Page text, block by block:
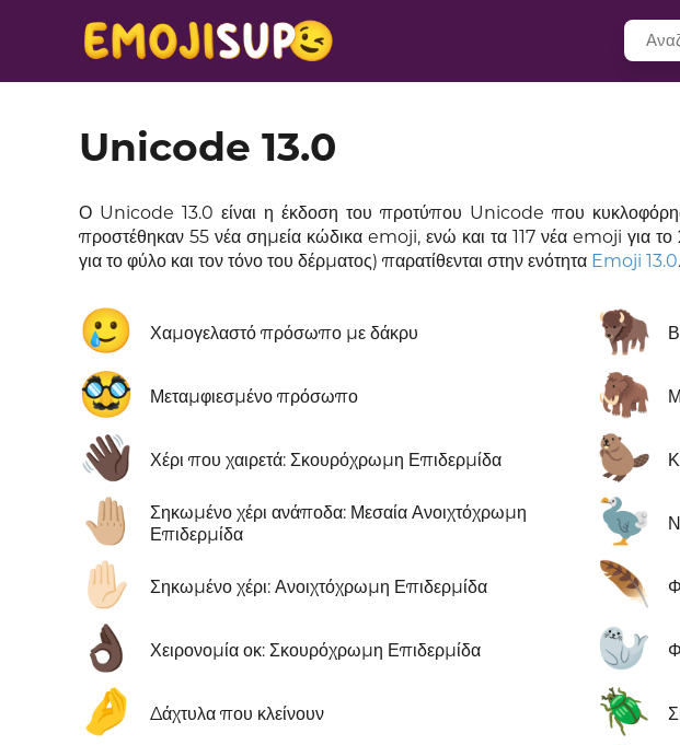
Unicode 13.0
Ο Unicode 13.0 είναι η έκδοση του προτύπου Unicode που
προστέθηκαν 55 νέα σημεία κώδικα emoji, ενώ και τα 117 νέα emoji για
για το φύλο και τον τόνο του δέρματος) παρατίθενται στην ενότητα Emoji 13.0.
🥲 Χαμογελαστό πρόσωπο με δάκρυ
🥸 Μεταμφιεσμένο πρόσωπο
👋🏿 Χέρι που χαιρετά: Σκουρόχρωμη Επιδερμίδα
🤚🏼
Σηκωμένο χέρι ανάποδα: Μεσαία Ανοιχτόχρωμη
Επιδερμίδα
✋🏻 Σηκωμένο χέρι: Ανοιχτόχρωμη Επιδερμίδα
👌🏿 Χειρονομία οκ: Σκουρόχρωμη Επιδερμίδα
🤌 Δάχτυλα που κλείνουν
🦬
🦣
🦫
🦤
🪶
🦭
🪲